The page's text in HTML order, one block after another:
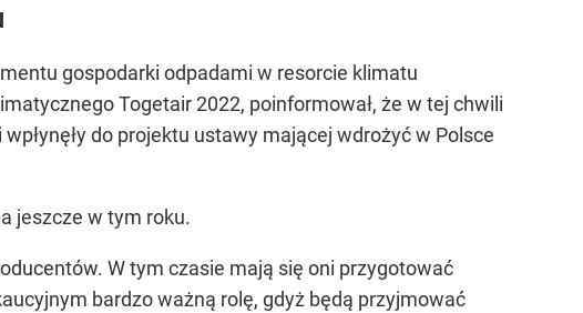
gospodarki odpadami w resorcie klimatu
Togetair 2022, poinformował, że w tej chwili
do projektu ustawy mającej wdrożyć w Polsce
jeszcze w tym roku.
W tym czasie mają się oni przygotować
bardzo ważną rolę, gdyż będą przyjmować